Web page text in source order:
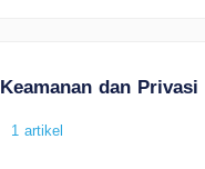
Keamanan dan Privasi
1 artikel